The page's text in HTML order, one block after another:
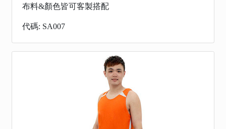
布料&顏色皆可客製搭配
代碼: SA007